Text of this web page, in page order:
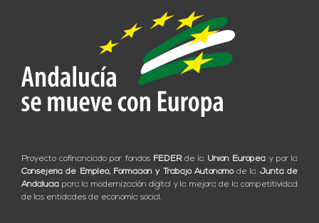
Proyecto cofinanciado por fondos FEDERde la Unión Europea y por la
Consejería de Empleo, Formación y Trabajo Autónomode la Junta de
Andalucía para la modernización digital y la mejora de la competitividad
de las entidades de economía social.